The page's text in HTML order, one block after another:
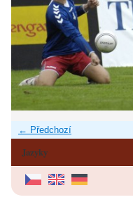
← Předchozí
Jazyky